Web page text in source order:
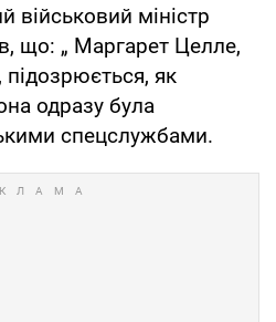
військовий міністр
що: „ Маргарет Целле,
як
одразу була
спецслужбами.